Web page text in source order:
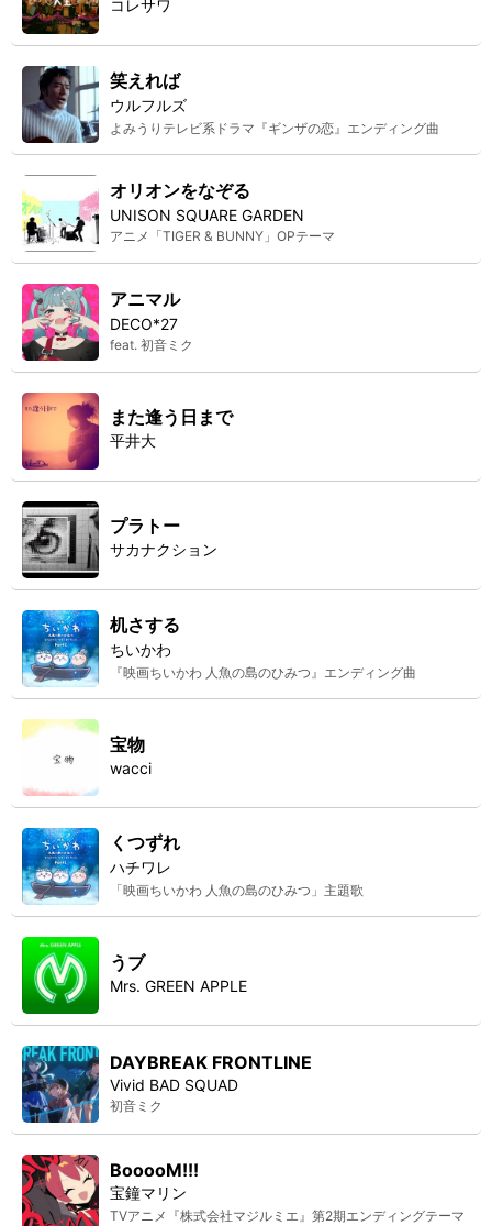
コレサワ
笑えれば
ウルフルズ
よみうりテレビ系ドラマ『ギンザの恋』エンディング曲
オリオンをなぞる
UNISON SQUARE GARDEN
アニメ「TIGER & BUNNY」OPテーマ
アニマル
DECO*27
feat. 初音ミク
また逢う日まで
平井大
プラトー
サカナクション
机さする
ちいかわ
『映画ちいかわ 人魚の島のひみつ』エンディング曲
宝物
wacci
くつずれ
ハチワレ
「映画ちいかわ 人魚の島のひみつ」主題歌
うブ
Mrs. GREEN APPLE
DAYBREAK FRONTLINE
Vivid BAD SQUAD
初音ミク
BooooM!!!
宝鐘マリン
TVアニメ『株式会社マジルミエ』第2期エンディングテーマ